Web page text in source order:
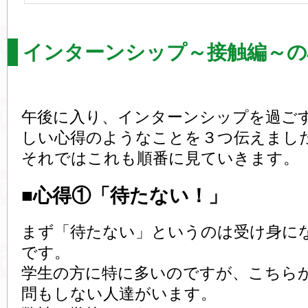
インターンシップ～接触編～
午後に入り、インターンシップを過ご
しい心得のようなことを３つ伝えまし
それではこれも順番に見ていきます。
■心得①「待たない！」
まず「待たない」というのは受け身に
です。
学生の方に特に多いのですが、こちら
問もしない人達がいます。